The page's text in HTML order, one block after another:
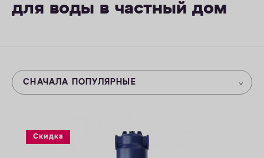
В КОТТЕДЖ
УСЛУГИ
для воды в частный дом
СНАЧАЛА ПОПУЛЯРНЫЕ
Скидка